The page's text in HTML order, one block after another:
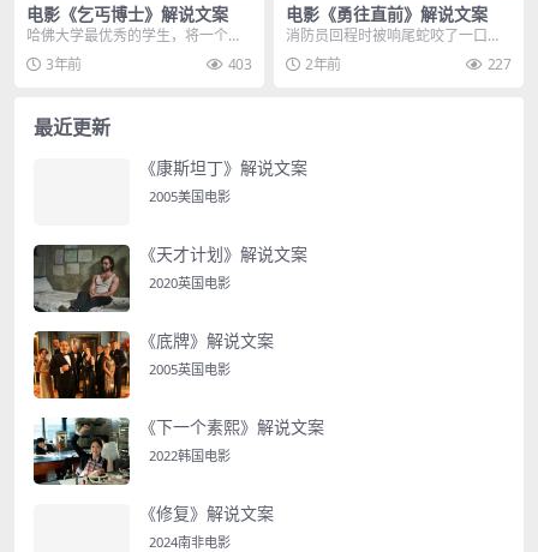
电影《乞丐博士》解说文案
哈佛大学最优秀的学生，将一个乞
丐告上法庭，没有律师帮助乞丐，
法官也对他故意刁难，...
3年前 403
电影《勇往直前》解说文案
消防员回程时被响尾蛇咬了一口，
当医生要为他注射吗啡止痛时，他
却一脸抗拒，不愿接受...
2年前 227
最近更新
《康斯坦丁》解说文案
2005美国电影
《天才计划》解说文案
2020英国电影
《底牌》解说文案
2005英国电影
《下一个素熙》解说文案
2022韩国电影
《修复》解说文案
2024南非电影